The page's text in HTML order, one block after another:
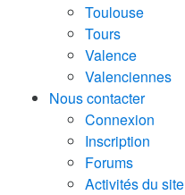
Toulouse
Tours
Valence
Valenciennes
Nous contacter
Connexion
Inscription
Forums
Activités du site